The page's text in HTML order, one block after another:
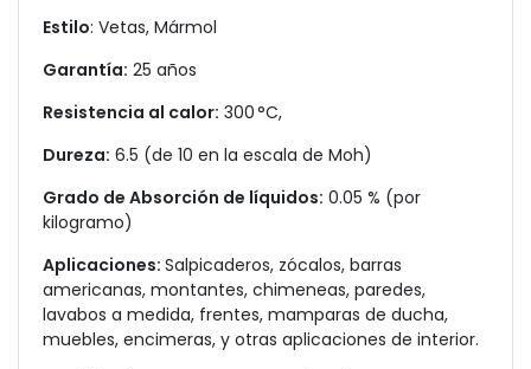
Estilo: Vetas, Mármol
Garantía: 25 años
Resistencia al calor: 300 °C,
Dureza: 6.5 (de 10 en la escala de Moh)
Grado de Absorción de líquidos: 0.05 % (por
kilogramo)
Aplicaciones: Salpicaderos, zócalos, barras
americanas, montantes, chimeneas, paredes,
lavabos a medida, frentes, mamparas de ducha,
muebles, encimeras, y otras aplicaciones de interior.